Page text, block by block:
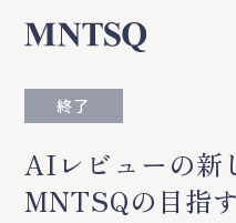
終了
AIレビューの新
MNTSQの目指